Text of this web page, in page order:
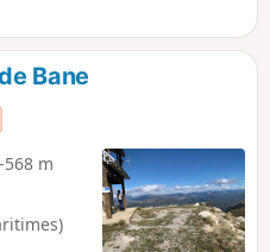
offre un
de
duBane
-568 m